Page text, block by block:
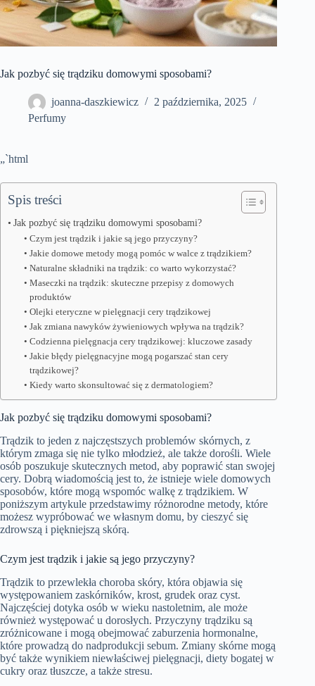
Jak pozbyć się trądziku domowymi sposobami?
joanna-daszkiewicz
2 października, 2025
Perfumy
„`html
Spis treści
Jak pozbyć się trądziku domowymi sposobami?
Czym jest trądzik i jakie są jego przyczyny?
Jakie domowe metody mogą pomóc w walce z trądzikiem?
Naturalne składniki na trądzik: co warto wykorzystać?
Maseczki na trądzik: skuteczne przepisy z domowych
produktów
Olejki eteryczne w pielęgnacji cery trądzikowej
Jak zmiana nawyków żywieniowych wpływa na trądzik?
Codzienna pielęgnacja cery trądzikowej: kluczowe zasady
Jakie błędy pielęgnacyjne mogą pogarszać stan cery
trądzikowej?
Kiedy warto skonsultować się z dermatologiem?
Jak pozbyć się trądziku domowymi sposobami?
Trądzik to jeden z najczęstszych problemów skórnych, z
którym zmaga się nie tylko młodzież, ale także dorośli. Wiele
osób poszukuje skutecznych metod, aby poprawić stan swojej
cery. Dobrą wiadomością jest to, że istnieje wiele domowych
sposobów, które mogą wspomóc walkę z trądzikiem. W
poniższym artykule przedstawimy różnorodne metody, które
możesz wypróbować we własnym domu, by cieszyć się
zdrowszą i piękniejszą skórą.
Czym jest trądzik i jakie są jego przyczyny?
Trądzik to przewlekła choroba skóry, która objawia się
występowaniem zaskórników, krost, grudek oraz cyst.
Najczęściej dotyka osób w wieku nastoletnim, ale może
również występować u dorosłych. Przyczyny trądziku są
zróżnicowane i mogą obejmować zaburzenia hormonalne,
które prowadzą do nadprodukcji sebum. Zmiany skórne mogą
być także wynikiem niewłaściwej pielęgnacji, diety bogatej w
cukry oraz tłuszcze, a także stresu.